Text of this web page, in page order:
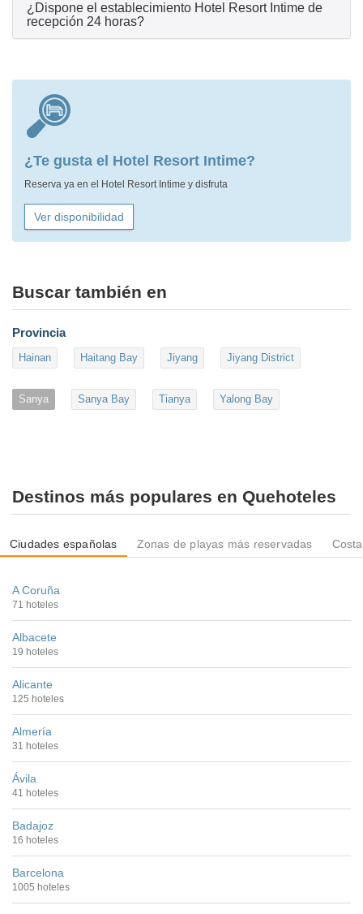
¿Dispone el establecimiento Hotel Resort Intime de
recepción 24 horas?
¿Te gusta el Hotel Resort Intime?
Reserva ya en el Hotel Resort Intime y disfruta
Ver disponibilidad
Buscar también en
Provincia
Hainan Haitang Bay Jiyang Jiyang District
Sanya Sanya Bay Tianya Yalong Bay
Destinos más populares en Quehoteles
Ciudades españolas Zonas de playas más reservadas
A Coruña
71 hoteles
Albacete
19 hoteles
Alicante
125 hoteles
Almería
31 hoteles
Ávila
41 hoteles
Badajoz
16 hoteles
Barcelona
1005 hoteles